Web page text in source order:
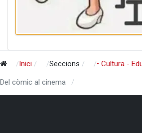
Inici Seccions • Cultura -
Del còmic al cinema